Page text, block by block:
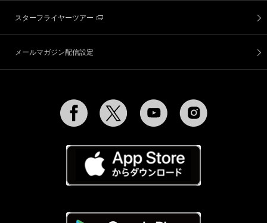
スターフライヤーツアー
メールマガジン配信設定
Facebook Twitter YouTube Instagram